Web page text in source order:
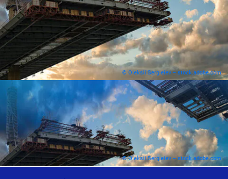
© Oleksii Sergieiev – stock.adobe.com
© Oleksii Sergieiev – stock.adobe.com